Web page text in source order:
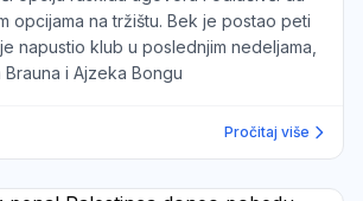
opcijama na tržištu. Bek je postao peti
napustio klub u poslednjim nedeljama,
i Ajzeka Bongu
Pročitaj više